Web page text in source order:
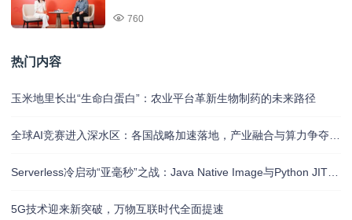
760
热门内容
玉米地里长出“生命白蛋白”：农业平台革新生物制药的未来路径
5G技术迎来新突破，万物互联时代全面提速